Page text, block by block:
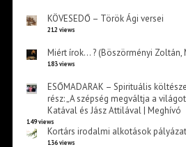
KÖVESEDŐ – Török Ági versei
212 views
Miért írok… ? (Böszörményi Zoltán,
183 views
ESŐMADARAK – Spirituális
rész: „A szépség megváltja a
Katával és Jász Attilával | Meghívó
149 views
Kortárs irodalmi alkotások
136 views